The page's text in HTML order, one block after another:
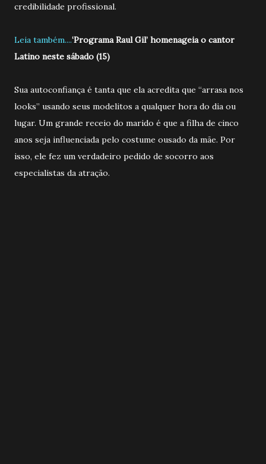
credibilidade profissional.
Leia também....‘Programa Raul Gil’ homenageia o cantor
Latino neste sábado (15)
Sua autoconfiança é tanta que ela acredita que “arrasa nos
looks” usando seus modelitos a qualquer hora do dia ou
lugar. Um grande receio do marido é que a filha de cinco
anos seja influenciada pelo costume ousado da mãe. Por
isso, ele fez um verdadeiro pedido de socorro aos
especialistas da atração.